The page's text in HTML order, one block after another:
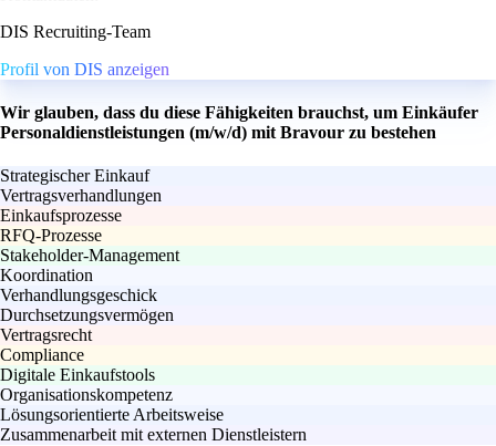
DIS Recruiting-Team
Profil von DIS anzeigen
Wir glauben, dass du diese Fähigkeiten brauchst, um Einkäufer
Personaldienstleistungen (m/w/d) mit Bravour zu bestehen
Strategischer Einkauf
Vertragsverhandlungen
Einkaufsprozesse
RFQ-Prozesse
Stakeholder-Management
Koordination
Verhandlungsgeschick
Durchsetzungsvermögen
Vertragsrecht
Compliance
Digitale Einkaufstools
Organisationskompetenz
Lösungsorientierte Arbeitsweise
Zusammenarbeit mit externen Dienstleistern